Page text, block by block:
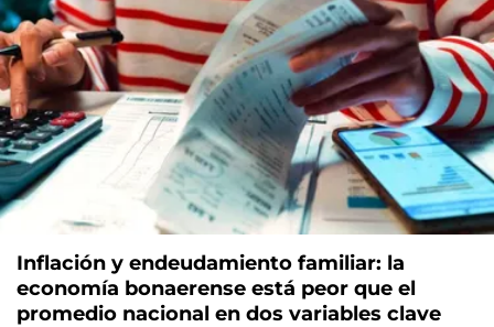
Inflación y endeudamiento familiar: la
economía bonaerense está peor que el
promedio nacional en dos variables clave